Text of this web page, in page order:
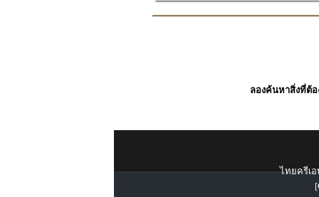
ลองค้นหาสิ่งที่ต้อ
ไทยครีเอ
[